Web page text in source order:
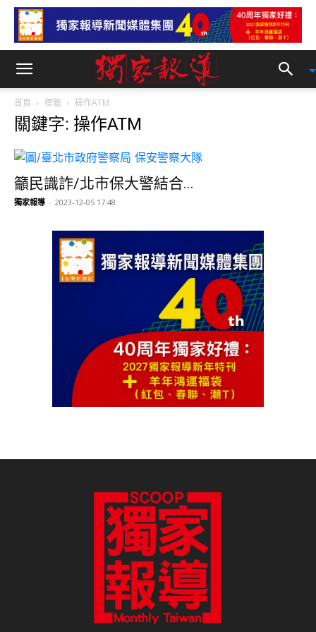
首頁 標籤 操作ATM
關鍵字: 操作ATM
籲民識詐/北市保大警結合...
獨家報導 - 2023-12-05 17:48